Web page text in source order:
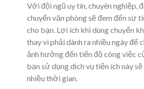
Với đội ngũ uy tín, chuyên nghiệp,
chuyển văn phòng sẽ đem đến sự
cho bạn. Lợi ích khi dùng chuyển
thay vì phải dành ra nhiều ngày để
ảnh hưởng đến tiến độ công việc
bạn sử dụng dịch vụ tiện ích này
nhiều thời gian.